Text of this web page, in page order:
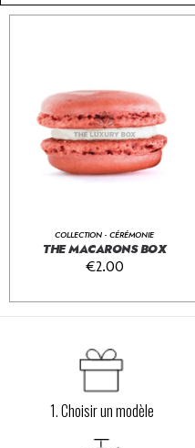
COLLECTION - CÉRÉMONIE
THE MACARONS BOX
€2.00
1. Choisir un modèle